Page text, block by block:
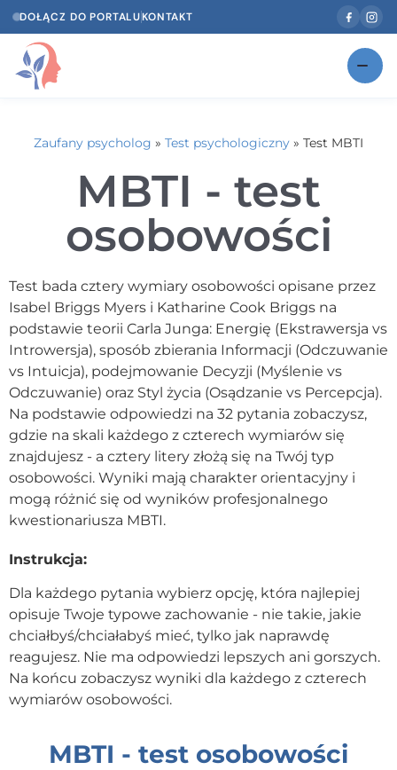
DOŁĄCZ DO PORTALUKONTAKT
Według specjalizacji
Psycholog w Twoim języku
Testy psychologiczne
Dawka wiedzy
Dla specjalistów
Kontakt
Dołącz do portalu
Zaufany psycholog » Test psychologiczny » Test MBTI
MBTI - test
osobowości
Test bada cztery wymiary osobowości opisane przez
Isabel Briggs Myers i Katharine Cook Briggs na
podstawie teorii Carla Junga: Energię (Ekstrawersja vs
Introwersja), sposób zbierania Informacji (Odczuwanie
vs Intuicja), podejmowanie Decyzji (Myślenie vs
Odczuwanie) oraz Styl życia (Osądzanie vs Percepcja).
Na podstawie odpowiedzi na 32 pytania zobaczysz,
gdzie na skali każdego z czterech wymiarów się
znajdujesz - a cztery litery złożą się na Twój typ
osobowości. Wyniki mają charakter orientacyjny i
mogą różnić się od wyników profesjonalnego
kwestionariusza MBTI.
Instrukcja:
Dla każdego pytania wybierz opcję, która najlepiej
opisuje Twoje typowe zachowanie - nie takie, jakie
chciałbyś/chciałabyś mieć, tylko jak naprawdę
reagujesz. Nie ma odpowiedzi lepszych ani gorszych.
Na końcu zobaczysz wyniki dla każdego z czterech
wymiarów osobowości.
MBTI - test osobowości